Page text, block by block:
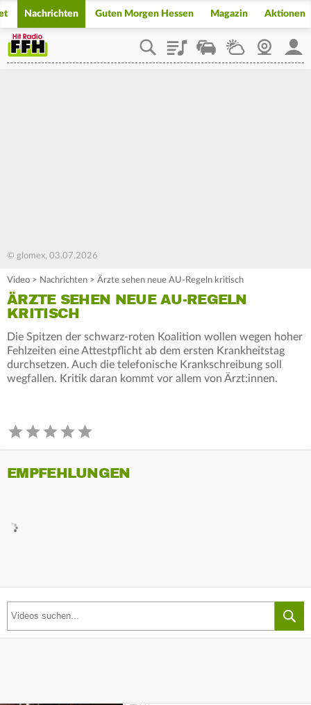
Nachrichten Guten Morgen Hessen Magazin Aktionen
PlaylistStaupilotWetterWebcam
© glomex, 03.07.2026
Video > Nachrichten > Ärzte sehen neue AU-Regeln kritisch
ÄRZTE SEHEN NEUE AU-REGELN
KRITISCH
Die Spitzen der schwarz-roten Koalition wollen wegen hoher
Fehlzeiten eine Attestpflicht ab dem ersten Krankheitstag
durchsetzen. Auch die telefonische Krankschreibung soll
wegfallen. Kritik daran kommt vor allem von Ärzt:innen.
EMPFEHLUNGEN